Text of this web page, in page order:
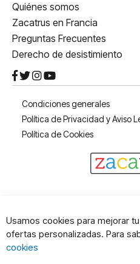
Quiénes somos
Zacatrus en Francia
Preguntas Frecuentes
Derecho de desistimiento
Condiciones generales
Política de Privacidad y Aviso
Política de Cookies
Usamos cookies para mejorar
ofertas personalizadas. Para
cookies